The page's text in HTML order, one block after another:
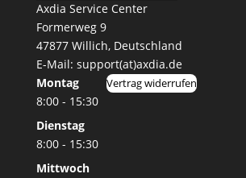
Axdia Service Center
Formerweg 9
47877 Willich, Deutschland
E-Mail: support(at)axdia.de
Montag
8:00 - 15:30
Dienstag
8:00 - 15:30
Mittwoch
Vertrag widerrufen